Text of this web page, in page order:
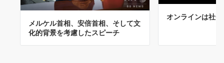
メルケル首相、安倍首相、そして文
化的背景を考慮したスピーチ
オンラインは社